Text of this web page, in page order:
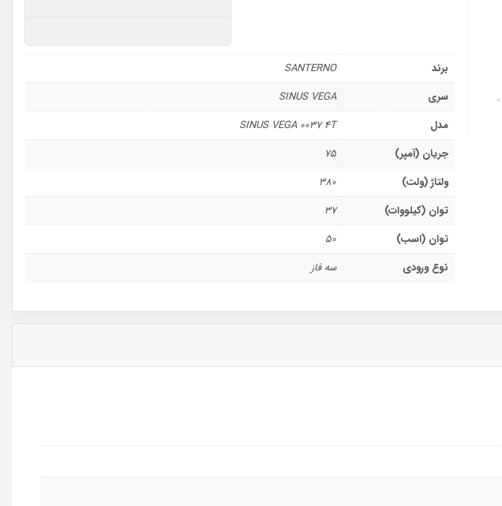
برند
SANTERNO
سری
SINUS VEGA
مدل
SINUS VEGA 0037 4T
جریان (آمپر)
75
ولتاژ (ولت)
380
توان (کیلووات)
37
توان (اسب)
50
نوع ورودی
سه فاز